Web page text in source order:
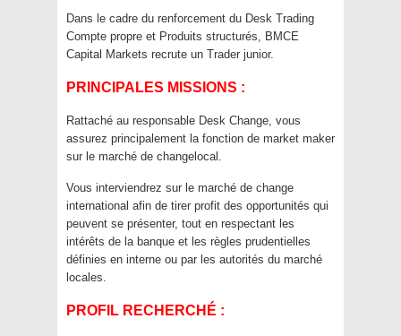
Dans le cadre du renforcement du Desk Trading
Compte propre et Produits structurés, BMCE
Capital Markets recrute un Trader junior.
PRINCIPALES MISSIONS :
Rattaché au responsable Desk Change, vous
assurez principalement la fonction de market maker
sur le marché de changelocal.
Vous interviendrez sur le marché de change
international afin de tirer profit des opportunités qui
peuvent se présenter, tout en respectant les
intérêts de la banque et les règles prudentielles
définies en interne ou par les autorités du marché
locales.
PROFIL RECHERCHÉ :